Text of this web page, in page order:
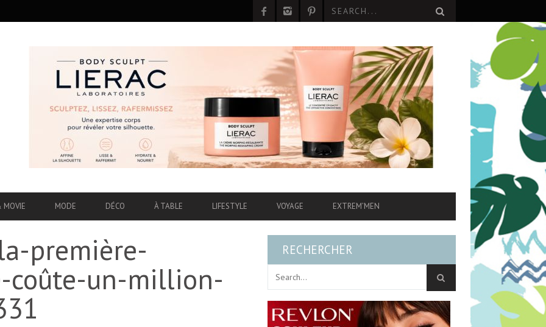
MOVIE MODE DÉCO À TABLE LIFESTYLE VOYAGE EXTREM’MEN
première-
coûte-un-million-
RECHERCHER